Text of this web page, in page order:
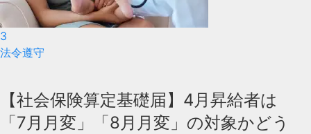
3
法令遵守
【社会保険算定基礎届】4月昇給者は
「7月月変」「8月月変」の対象かどう